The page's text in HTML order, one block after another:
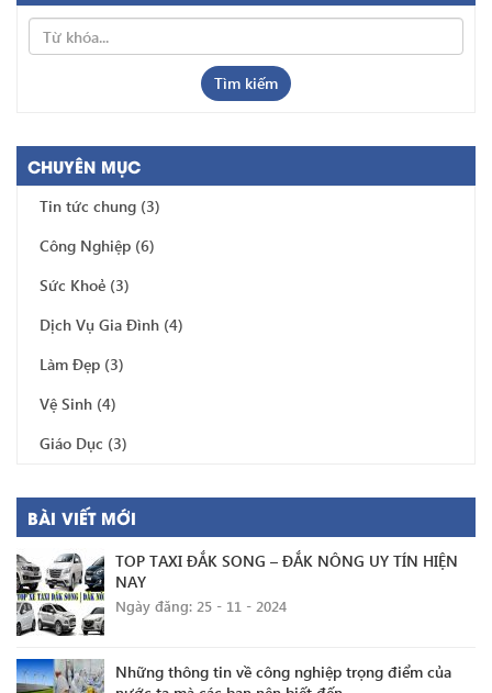
Tìm kiếm
CHUYÊN MỤC
Tin tức chung (3)
Công Nghiệp (6)
Sức Khoẻ (3)
Dịch Vụ Gia Đình (4)
Làm Đẹp (3)
Vệ Sinh (4)
Giáo Dục (3)
BÀI VIẾT MỚI
TOP TAXI ĐẮK SONG – ĐẮK NÔNG UY TÍN HIỆN
NAY
Ngày đăng: 25 - 11 - 2024
Những thông tin về công nghiệp trọng điểm của